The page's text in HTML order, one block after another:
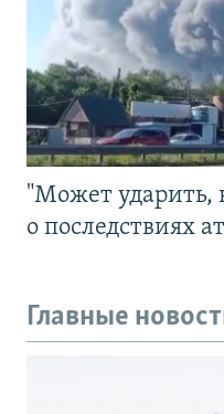
"Может ударить,
о последствиях
Главные